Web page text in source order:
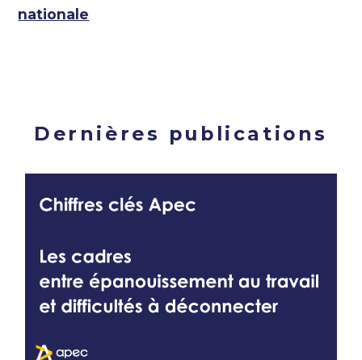
nationale
Dernières publications